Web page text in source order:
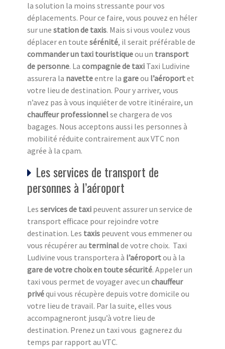
la solution la moins stressante pour vos
déplacements. Pour ce faire, vous pouvez en héler
sur une station de taxis. Mais si vous voulez vous
déplacer en toute sérénité, il serait préférable de
commander un taxi touristiqueou un transport
de personne. La compagnie de taxi Taxi Ludivine
assurera la navetteentre la gareou l’aéroportet
votre lieu de destination. Pour y arriver, vous
n’avez pas à vous inquiéter de votre itinéraire, un
chauffeur professionnelse chargera de vos
bagages. Nous acceptons aussi les personnes à
mobilité réduite contrairement aux VTC non
agrée à la cpam.
Les services de transport de
personnes à l’aéroport
Les services de taxi peuvent assurer un service de
transport efficace pour rejoindre votre
destination. Les taxis peuvent vous emmener ou
vous récupérer au terminalde votre choix. Taxi
Ludivine vous transportera à l’aéroportou à la
gare de votre choix en toute sécurité. Appeler un
taxi vous permet de voyager avec un chauffeur
privéqui vous récupère depuis votre domicile ou
votre lieu de travail. Par la suite, elles vous
accompagneront jusqu’à votre lieu de
destination. Prenez un taxi vous gagnerez du
temps par rapport au VTC.